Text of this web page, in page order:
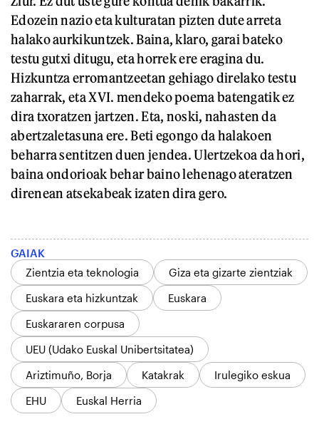
Edozein nazio eta kulturatan pizten dute arreta
halako aurkikuntzek. Baina, klaro, garai bateko
testu gutxi ditugu, eta horrek ere eragina du.
Hizkuntza erromantzeetan gehiago direlako testu
zaharrak, eta XVI. mendeko poema batengatik ez
dira txoratzen jartzen. Eta, noski, nahasten da
abertzaletasuna ere. Beti egongo da halakoen
beharra sentitzen duen jendea. Ulertzekoa da hori,
baina ondorioak behar baino lehenago ateratzen
direnean atsekabeak izaten dira gero.
GAIAK
Zientzia eta teknologia
Giza eta gizarte zientziak
Euskara eta hizkuntzak
Euskara
Euskararen corpusa
UEU (Udako Euskal Unibertsitatea)
Ariztimuño, Borja
Katakrak
Irulegiko eskua
EHU
Euskal Herria